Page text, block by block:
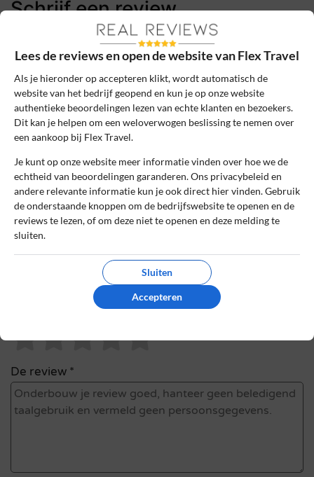
Schrijf een review
Het e-mailadres en bestelnummer worden niet
gepubliceerd. Vereiste velden zijn gemarkeerd
met *
Naam*
E-mail
Bestelnummer
De review *
Lees de reviews en open de website van Flex Travel
Als je hieronder op accepteren klikt, wordt automatisch de
website van het bedrijf geopend en kun je op onze website
authentieke beoordelingen lezen van echte klanten en bezoekers.
Dit kan je helpen om een weloverwogen beslissing te nemen over
een aankoop bij Flex Travel.
Je kunt op onze website meer informatie vinden over hoe we de
echtheid van beoordelingen garanderen. Ons privacybeleid en
andere relevante informatie kun je ook direct hier vinden. Gebruik
de onderstaande knoppen om de bedrijfswebsite te openen en de
reviews te lezen, of om deze niet te openen en deze melding te
sluiten.
Sluiten
Accepteren